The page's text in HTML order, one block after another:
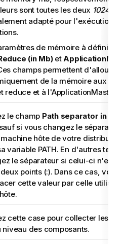
sont toutes les deux 1024
adapté pour l'exécution de
de mémoire à définir
(in Mb)et
champs permettent d'allouer
de la mémoire aux
reduce et à l'ApplicationMaster
le champ Path separator in
si vous changez le séparateur
hôte de votre distribution
variable PATH. En d'autres
le séparateur si celui-ci n'est
points (:). Dans ce cas, vous
cette valeur par celle utilisée
cette case pour collecter les
niveau des composants.